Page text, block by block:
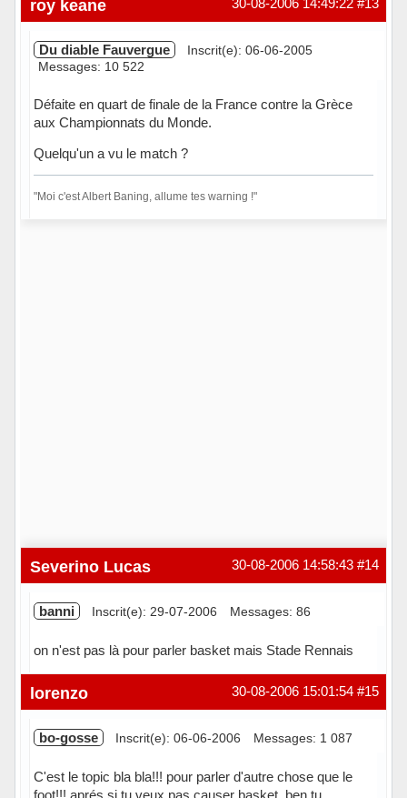
#13
30-08-2006 14:49:22
roy keane
Du diable Fauvergue
Inscrit(e): 06-06-2005
Messages: 10 522
Défaite en quart de finale de la France contre la Grèce
aux Championnats du Monde.
Quelqu'un a vu le match ?
"Moi c'est Albert Baning, allume tes warning !"
#14
30-08-2006 14:58:43
Severino Lucas
banni Inscrit(e): 29-07-2006 Messages: 86
on n'est pas là pour parler basket mais Stade Rennais
Hors ligne #15
30-08-2006 15:01:54
lorenzo
bo-gosse Inscrit(e): 06-06-2006 Messages: 1 087
C'est le topic bla bla!!! pour parler d'autre chose que le